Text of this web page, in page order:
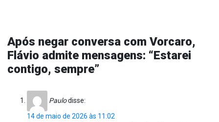
Após negar conversa com Vorcaro,
Flávio admite mensagens: “Estarei
contigo, sempre”
Paulodisse:
14 de maio de 2026 às 11:02